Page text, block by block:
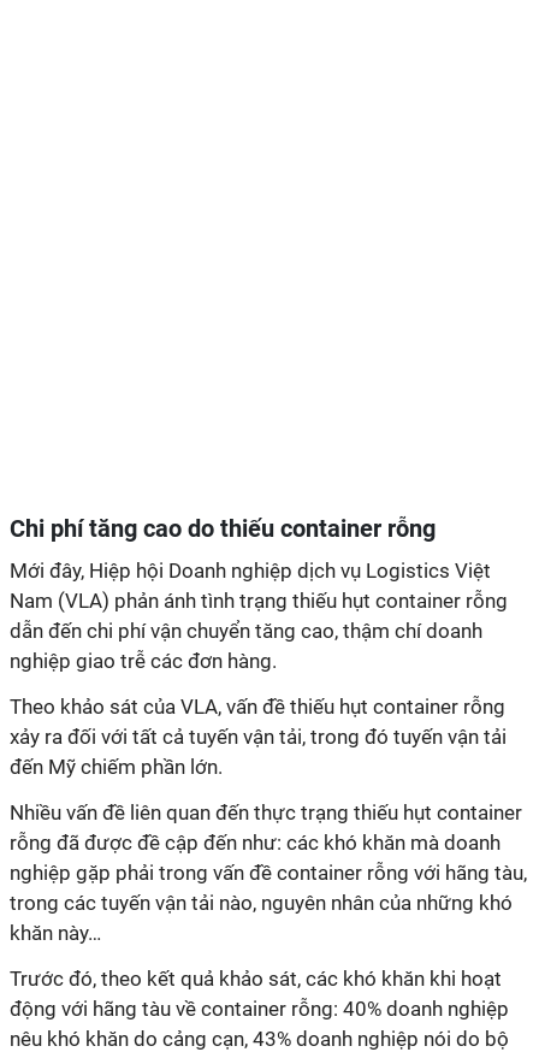
Chi phí tăng cao do thiếu container rỗng
Mới đây, Hiệp hội Doanh nghiệp dịch vụ Logistics Việt
Nam (VLA) phản ánh tình trạng thiếu hụt container rỗng
dẫn đến chi phí vận chuyển tăng cao, thậm chí doanh
nghiệp giao trễ các đơn hàng.
Theo khảo sát của VLA, vấn đề thiếu hụt container rỗng
xảy ra đối với tất cả tuyến vận tải, trong đó tuyến vận tải
đến Mỹ chiếm phần lớn.
Nhiều vấn đề liên quan đến thực trạng thiếu hụt container
rỗng đã được đề cập đến như: các khó khăn mà doanh
nghiệp gặp phải trong vấn đề container rỗng với hãng tàu,
trong các tuyến vận tải nào, nguyên nhân của những khó
khăn này…
Trước đó, theo kết quả khảo sát, các khó khăn khi hoạt
động với hãng tàu về container rỗng: 40% doanh nghiệp
nêu khó khăn do cảng cạn, 43% doanh nghiệp nói do bộ